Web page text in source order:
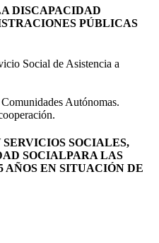
DISCAPACIDAD
PÚBLICAS
Social de Asistencia a
Autónomas.
SOCIALES,
SOCIALPARA LAS
AÑOS EN SITUACIÓN DE